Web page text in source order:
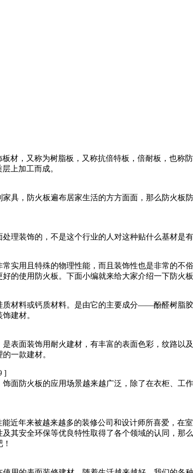
板材，又称为树脂板，又称抗倍特板，倍耐板，也
上加工而成。
具，防火板遍布居家生活的方方面面，那么防火板
理装饰的，不是这个行业的人对这种贴什么基材是
实用且特殊的物理性能，而且装饰性也是非常的不
的使用防火板。下面小编就来给大家介绍一下防火
材料或钙质材料。是由它的主要成分——酚醛树脂
建材。
表面装饰用耐火建材，有丰富的表面色彩，纹路以
一款建材。
]
面防火板的应用场景越来越广泛，除了在衣柜、工
近年来被越来越多的装修公司和设计师所喜爱，在
其安全环保等优良特性取得了各个领域的认同，那